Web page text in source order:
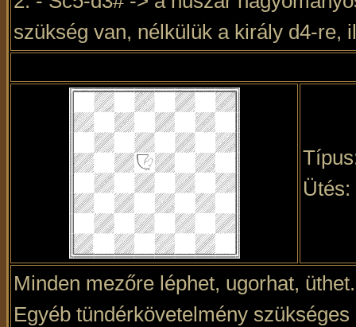
szükség van, nélkülük a király d4-re,
Minden mezőre léphet, ugorhat,
Egyéb tündérkövetelmény